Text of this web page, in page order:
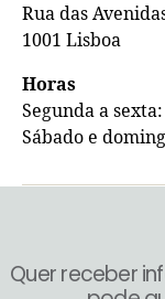
Rua das
1001 Lisboa
Horas
Segunda a
Sábado e
Quer receber